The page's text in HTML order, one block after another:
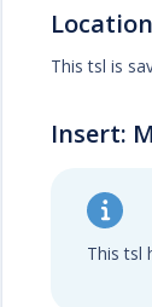
This tsl is
Insert:
This tsl